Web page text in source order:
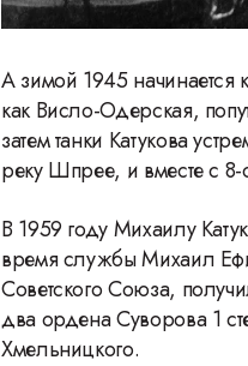
А зимой 1945 начинается
как Висло-Одерская,
затем танки Катукова
реку Шпрее, и вместе с
В 1959 году Михаилу
время службы Михаил
Советского Союза,
два ордена Суворова 1
Хмельницкого.